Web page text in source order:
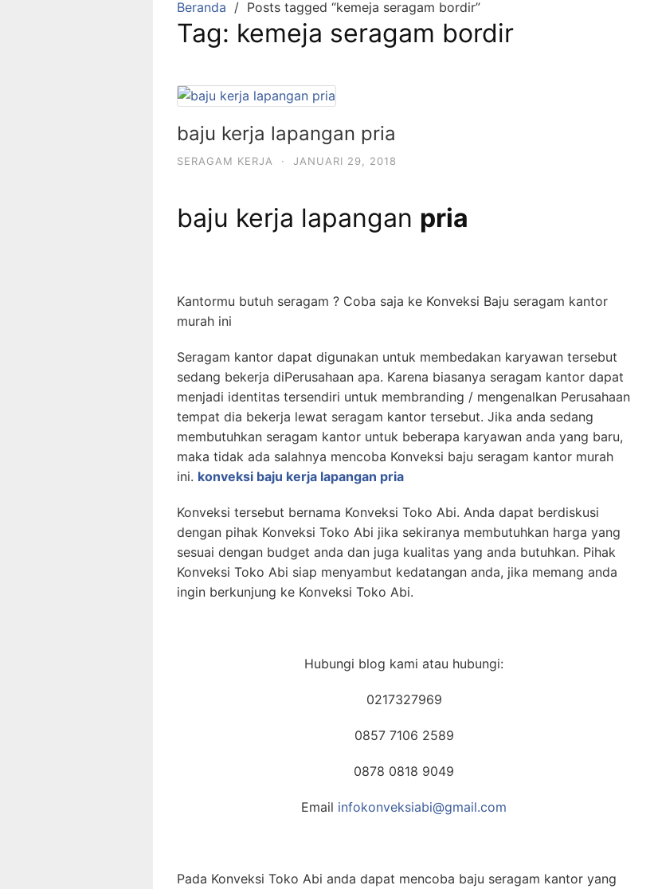
Beranda Posts tagged “kemeja seragam bordir”
Tag: kemeja seragam bordir
baju kerja lapangan pria
SERAGAM KERJA · JANUARI 29, 2018
baju kerja lapangan pria
Kantormu butuh seragam ? Coba saja ke Konveksi Baju seragam kantor
murah ini
Seragam kantor dapat digunakan untuk membedakan karyawan tersebut
sedang bekerja diPerusahaan apa. Karena biasanya seragam kantor dapat
menjadi identitas tersendiri untuk membranding / mengenalkan Perusahaan
tempat dia bekerja lewat seragam kantor tersebut. Jika anda sedang
membutuhkan seragam kantor untuk beberapa karyawan anda yang baru,
maka tidak ada salahnya mencoba Konveksi baju seragam kantor murah
ini. konveksi baju kerja lapangan pria
Konveksi tersebut bernama Konveksi Toko Abi. Anda dapat berdiskusi
dengan pihak Konveksi Toko Abi jika sekiranya membutuhkan harga yang
sesuai dengan budget anda dan juga kualitas yang anda butuhkan. Pihak
Konveksi Toko Abi siap menyambut kedatangan anda, jika memang anda
ingin berkunjung ke Konveksi Toko Abi.
Hubungi blog kami atau hubungi:
0217327969
0857 7106 2589
0878 0818 9049
Email infokonveksiabi@gmail.com
Pada Konveksi Toko Abi anda dapat mencoba baju seragam kantor yang